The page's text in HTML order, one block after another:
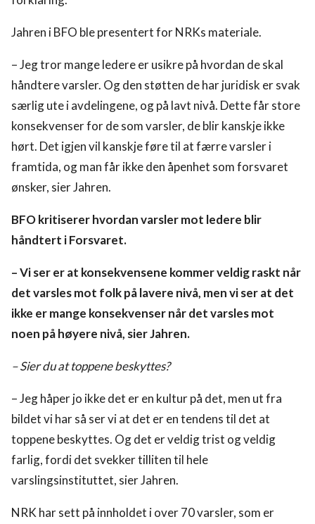
Jahren i BFO ble presentert for NRKs materiale.
– Jeg tror mange ledere er usikre på hvordan de skal
håndtere varsler. Og den støtten de har juridisk er svak
særlig ute i avdelingene, og på lavt nivå. Dette får store
konsekvenser for de som varsler, de blir kanskje ikke
hørt. Det igjen vil kanskje føre til at færre varsler i
framtida, og man får ikke den åpenhet som forsvaret
ønsker, sier Jahren.
BFO kritiserer hvordan varsler mot ledere blir
håndtert i Forsvaret.
– Vi ser er at konsekvensene kommer veldig raskt når
det varsles mot folk på lavere nivå, men vi ser at det
ikke er mange konsekvenser når det varsles mot
noen på høyere nivå, sier Jahren.
– Sier du at toppene beskyttes?
– Jeg håper jo ikke det er en kultur på det, men ut fra
bildet vi har så ser vi at det er en tendens til det at
toppene beskyttes. Og det er veldig trist og veldig
farlig, fordi det svekker tilliten til hele
varslingsinstituttet, sier Jahren.
NRK har sett på innholdet i over 70 varsler, som er